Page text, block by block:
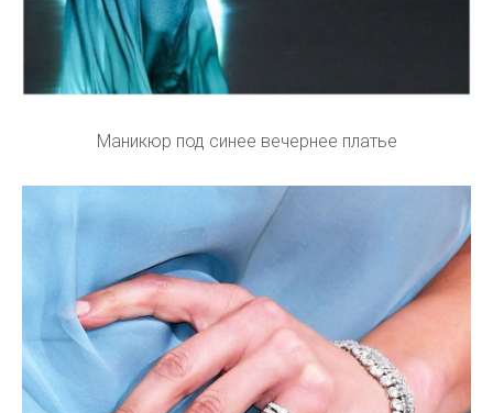
Маникюр под синее вечернее платье